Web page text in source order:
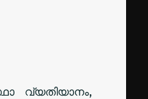
വ്യതിയാനം,